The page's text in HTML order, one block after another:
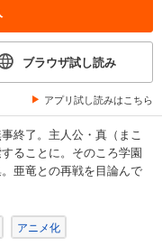
ブラウザ試し読み
アプリ試し読みはこちら
終了。主人公・真（まこ
ることに。そのころ学園
亜竜との再戦を目論んで
アニメ化
試し読み
カート
試し読み